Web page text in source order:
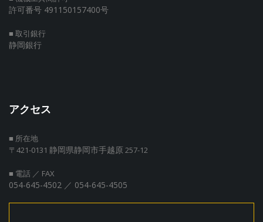
許可番号 491150157400号
■ 取引銀行
静岡銀行
アクセス
■ 所在地
〒421-0131 静岡県静岡市手越原257-12
■ 電話 ／ FAX
054-645-4502 ／ 054-645-4505